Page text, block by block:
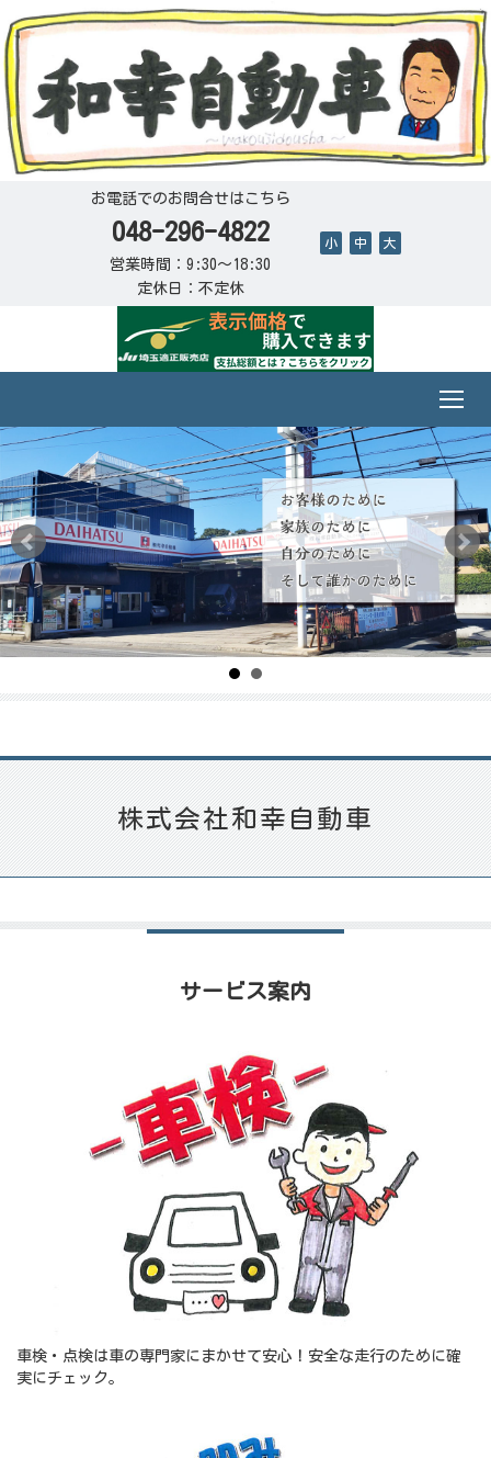
お電話でのお問合せはこちら
048-296-4822
営業時間：9:30～18:30
定休日：不定休
小 中 大
株式会社和幸自動車
サービス案内
車検・点検は車の専門家にまかせて安心！安全な走行のために確
実にチェック。